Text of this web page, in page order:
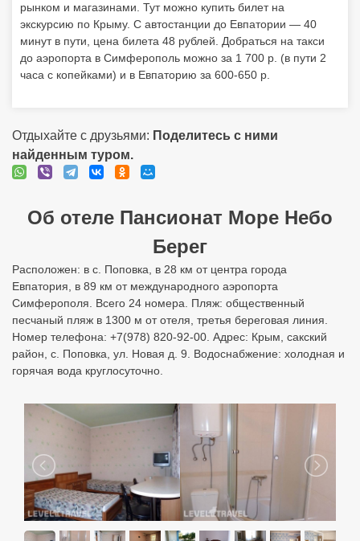
рынком и магазинами. Тут можно купить билет на
экскурсию по Крыму. С автостанции до Евпатории — 40
минут в пути, цена билета 48 рублей. Добраться на такси
до аэропорта в Симферополь можно за 1 700 р. (в пути 2
часа с копейками) и в Евпаторию за 600-650 р.
Отдыхайте с друзьями: Поделитесь с ними
найденным туром.
Об отеле Пансионат Море Небо
Берег
Расположен: в с. Поповка, в 28 км от центра города
Евпатория, в 89 км от международного аэропорта
Симферополя. Всего 24 номера. Пляж: общественный
песчаный пляж в 1300 м от отеля, третья береговая линия.
Номер телефона: +7(978) 820-92-00. Адрес: Крым, сакский
район, с. Поповка, ул. Новая д. 9. Водоснабжение: холодная и
горячая вода круглосуточно.